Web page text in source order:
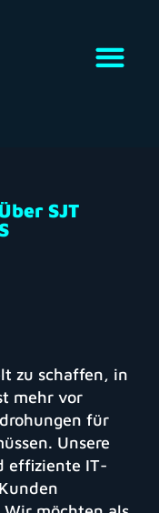
SJT
zu schaffen, in
mehr vor
für
Unsere
effiziente IT-